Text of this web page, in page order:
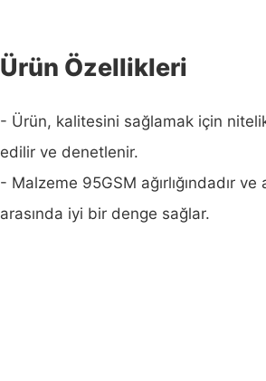
Ürün Özellikleri
- Ürün, kalitesini sağlamak için
edilir ve denetlenir.
- Malzeme 95GSM ağırlığındadır
arasında iyi bir denge sağlar.